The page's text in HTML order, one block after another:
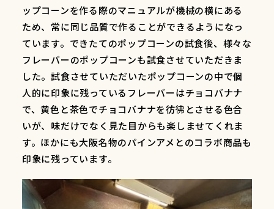
ップコーンを作る際のマニュアルが機械の横にある
ため、常に同じ品質で作ることができるようになっ
ています。できたてのポップコーンの試食後、様々な
フレーバーのポップコーンも試食させていただきま
した。試食させていただいたポップコーンの中で個
人的に印象に残っているフレーバーはチョコバナナ
で、黄色と茶色でチョコバナナを彷彿とさせる色合
いが、味だけでなく見た目からも楽しませてくれま
す。ほかにも大阪名物のパインアメとのコラボ商品も
印象に残っています。